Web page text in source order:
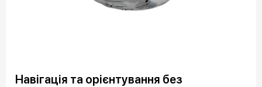
Навігація та орієнтування без